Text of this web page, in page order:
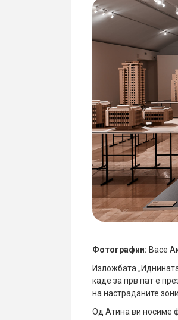
Фотографии: Васе
Изложбата
каде за прв пат е
на настраданите
Од Атина ви носиме